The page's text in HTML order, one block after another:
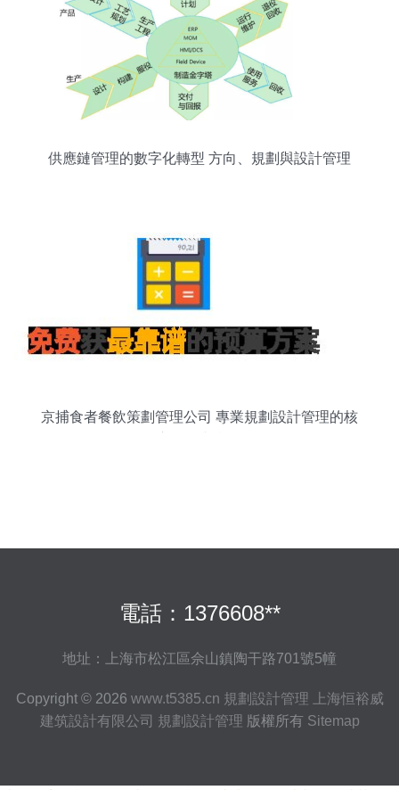
供應鏈管理的數字化轉型 方向、規劃與設計管理
京捕食者餐飲策劃管理公司 專業規劃設計管理的核
電話：1376608**
地址：上海市松江區佘山鎮陶干路701號5幢
Copyright © 2026 www.t5385.cn 規劃設計管理
上海恒裕威
建筑設計有限公司 規劃設計管理 版權所有 Sitemap